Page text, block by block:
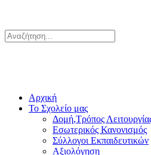
Αρχική
Το Σχολείο μας
Δομή,Τρόπος
Εσωτερικός Κανονισμός
Σύλλογοι Εκπαιδευτικών
Αξιολόγηση